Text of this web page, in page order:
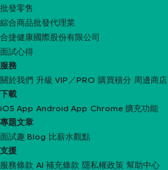
批發零售
綜合商品批發代理業
合捷健康國際股份有限公司
面試心得
服務
關於我們 升級 VIP／PRO 購買積分 周邊商店
下載
iOS App Android App Chrome 擴充功能
專題文章
面試趣 Blog 比薪水觀點
支援
服務條款 AI 補充條款 隱私權政策 幫助中心